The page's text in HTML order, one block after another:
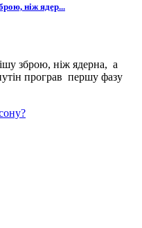
ніж ядер...
зброю, ніж ядерна, а
програв першу фазу